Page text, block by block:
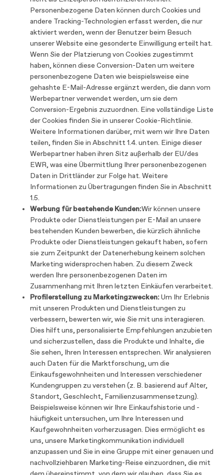
Personenbezogene Daten können durch Cookies und
andere Tracking-Technologien erfasst werden, die nur
aktiviert werden, wenn der Benutzer beim Besuch
unserer Website eine gesonderte Einwilligung erteilt hat.
Wenn Sie der Platzierung von Cookies zugestimmt
haben, können diese Conversion-Daten um weitere
personenbezogene Daten wie beispielsweise eine
gehashte E-Mail-Adresse ergänzt werden, die dann vom
Werbepartner verwendet werden, um sie dem
Conversion-Ergebnis zuzuordnen. Eine vollständige Liste
der Cookies finden Sie in unserer Cookie-Richtlinie.
Weitere Informationen darüber, mit wem wir Ihre Daten
teilen, finden Sie in Abschnitt 1.4. unten. Einige dieser
Werbepartner haben ihren Sitz außerhalb der EU/des
EWR, was eine Übermittlung Ihrer personenbezogenen
Daten in Drittländer zur Folge hat. Weitere
Informationen zu Übertragungen finden Sie in Abschnitt
1.5.
Werbung für bestehende Kunden:Wir können unsere
Produkte oder Dienstleistungen per E-Mail an unsere
bestehenden Kunden bewerben, die kürzlich ähnliche
Produkte oder Dienstleistungen gekauft haben, sofern
sie zum Zeitpunkt der Datenerhebung keinem solchen
Marketing widersprochen haben. Zu diesem Zweck
werden Ihre personenbezogenen Daten im
Zusammenhang mit Ihren letzten Einkäufen verarbeitet.
Profilerstellung zu Marketingzwecken:Um Ihr Erlebnis
mit unseren Produkten und Dienstleistungen zu
verbessern, bewerten wir, wie Sie mit uns interagieren.
Dies hilft uns, personalisierte Empfehlungen anzubieten
und sicherzustellen, dass die Produkte und Inhalte, die
Sie sehen, Ihren Interessen entsprechen. Wir analysieren
auch Daten für die Marktforschung, um die
Einkaufsgewohnheiten und Interessen verschiedener
Kundengruppen zu verstehen (z. B. basierend auf Alter,
Standort, Geschlecht, Familienzusammensetzung).
Beispielsweise können wir Ihre Einkaufshistorie und -
häufigkeit untersuchen, um Ihre Interessen und
Kaufgewohnheiten vorherzusagen. Dies ermöglicht es
uns, unsere Marketingkommunikation individuell
anzupassen und Sie in eine Gruppe mit einer genauen und
nachvollziehbaren Marketing-Reise einzuordnen, die mit